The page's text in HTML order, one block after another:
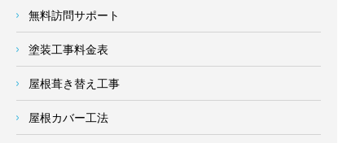
無料訪問サポート
塗装工事料金表
屋根葺き替え工事
屋根カバー工法